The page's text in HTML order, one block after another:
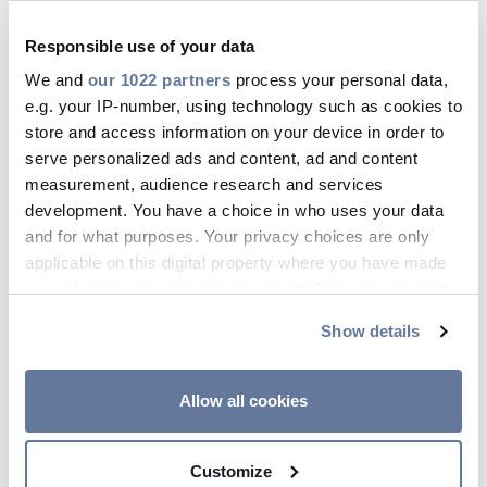
Responsible use of your data
We and our 1022 partners process your personal data,
e.g. your IP-number, using technology such as cookies to
store and access information on your device in order to
serve personalized ads and content, ad and content
measurement, audience research and services
development. You have a choice in who uses your data
and for what purposes. Your privacy choices are only
applicable on this digital property where you have made
If you allow, we would also like to:
Show details
Allow all cookies
Customize
diventerà CEO della regione;
Middle East, Turkey, India, Africa and
dove Erkan Aydogdu sarà
responsabile della regione, nominato allo
stesso tempo CEO del Gruppo OCI, quotato
alla borsa di Muscat;
Oceania and South Est Asia, dove Hamavand
Shroff sarà nominato CEO della regione;
Sustainability e Communication Officer del